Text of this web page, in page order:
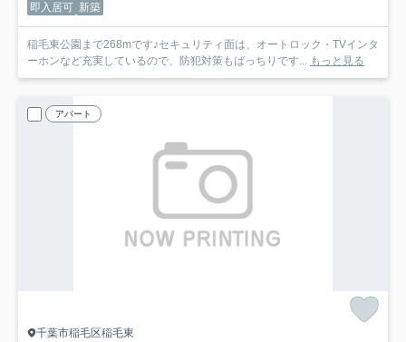
即入居可 新築
稲毛東公園まで268mです♪セキュリティ面は、オートロック・TVインタ
ーホンなど充実しているので、防犯対策もばっちりです... もっと見る
アパート
千葉市稲毛区稲毛東